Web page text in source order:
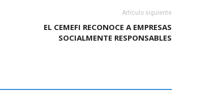
Artículo siguiente
EL CEMEFI RECONOCE A EMPRESAS
SOCIALMENTE RESPONSABLES